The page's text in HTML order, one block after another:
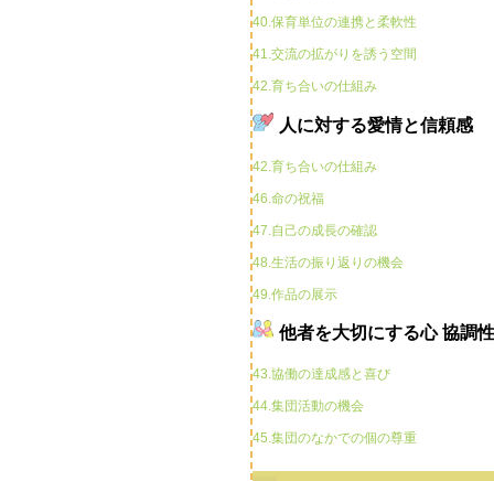
40.保育単位の連携と柔軟性
41.交流の拡がりを誘う空間
42.育ち合いの仕組み
人に対する愛情と信頼感
42.育ち合いの仕組み
46.命の祝福
47.自己の成長の確認
48.生活の振り返りの機会
49.作品の展示
他者を大切にする心 協調性
43.協働の達成感と喜び
44.集団活動の機会
45.集団のなかでの個の尊重